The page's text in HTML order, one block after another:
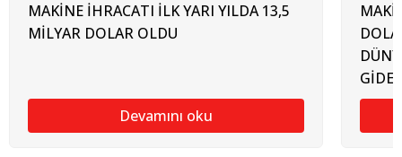
MAKİNE İHRACATI İLK YARI YILDA 13,5
MİLYAR DOLAR OLDU
Devamını oku